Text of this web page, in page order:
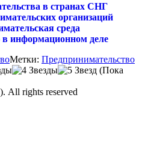
в странах СНГ
организаций
среда
информационном деле
Метки: Предпринимательство
(Пока
All rights reserved